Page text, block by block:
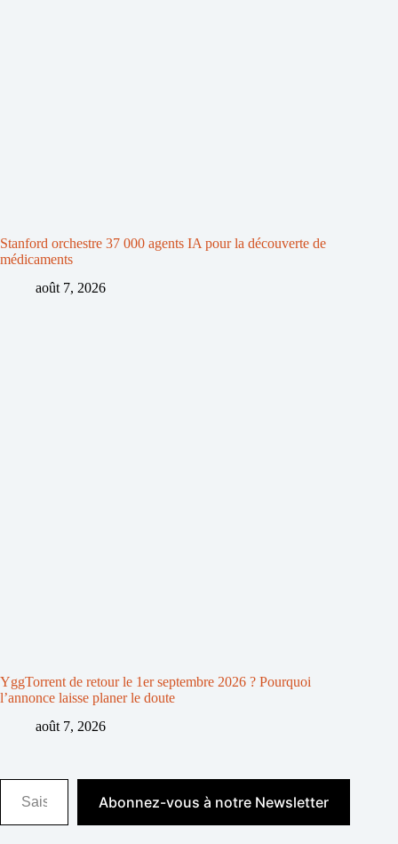
Stanford orchestre 37 000 agents IA pour la découverte de
médicaments
août 7, 2026
YggTorrent de retour le 1er septembre 2026 ? Pourquoi
l’annonce laisse planer le doute
août 7, 2026
Saisissez votre adresse e-mail…
Abonnez-vous à notre Newsletter